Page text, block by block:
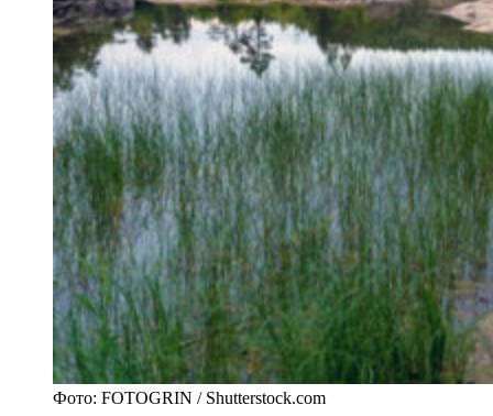
Фото: FOTOGRIN / Shutterstock.com